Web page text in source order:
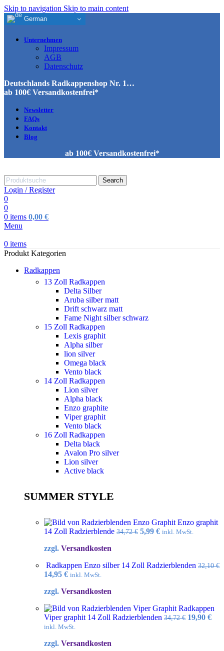
Skip to navigation Skip to main content
German
Unternehmen
Impressum
AGB
Datenschutz
Deutschlands Radkappenshop Nr. 1…
ab 100€ Versandkostenfrei*
Newsletter
FAQs
Kontakt
Blog
ab 100€ Versandkostenfrei*
Search
Login / Register
0
0
0 items 0,00 €
Menu
0 items
Produkt Kategorien
Radkappen
13 Zoll Radkappen
Delta Silber
Aruba silber matt
Drift schwarz matt
Fame Night silber schwarz
15 Zoll Radkappen
Lexis graphit
Alpha silber
lion silver
Omega black
Vento black
14 Zoll Radkappen
Lion silver
Alpha black
Enzo graphite
Viper graphit
Vento black
16 Zoll Radkappen
Delta black
Avalon Pro silver
Lion silver
Active black
SUMMER STYLE
Enzo graphit
14 Zoll Radzierblende 34,72€ Ursprünglicher
5,99 €Aktueller
inkl. MwSt.
zzgl. Versandkosten
Radkappen Enzo silber 14 Zoll Radzierblenden 32,10€
Ursprünglicher
war:
14,95 €Aktueller
ist:
inkl. MwSt.
zzgl. Versandkosten
Radkappen
Viper graphit 14 Zoll Radzierblenden 34,72€ 19,90 €
inkl. MwSt.
zzgl. Versandkosten